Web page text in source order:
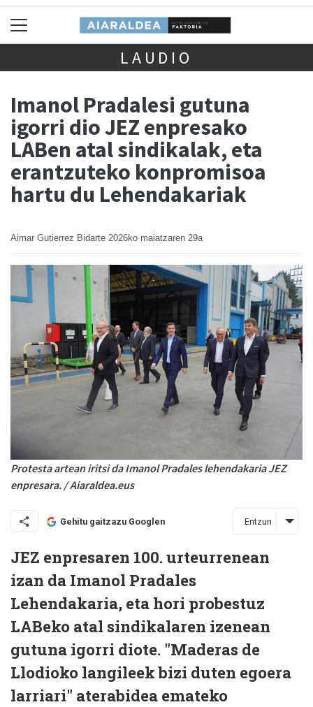
LAUDIO
Imanol Pradalesi gutuna
igorri dio JEZ enpresako
LABen atal sindikalak, eta
erantzuteko konpromisoa
hartu du Lehendakariak
Aimar Gutierrez Bidarte 2026ko maiatzaren 29a
Protesta artean iritsi da Imanol Pradales lehendakaria JEZ
enpresara. / Aiaraldea.eus
Gehitu gaitzazu Googlen Entzun
JEZ enpresaren 100. urteurrenean
izan da Imanol Pradales
Lehendakaria, eta hori probestuz
LABeko atal sindikalaren izenean
gutuna igorri diote. "Maderas de
Llodioko langileek bizi duten egoera
larriari" aterabidea emateko